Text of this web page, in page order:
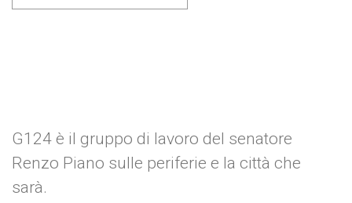
postG124 è il gruppo di lavoro del senatore
Renzo Piano sulle periferie e la città che
sarà.